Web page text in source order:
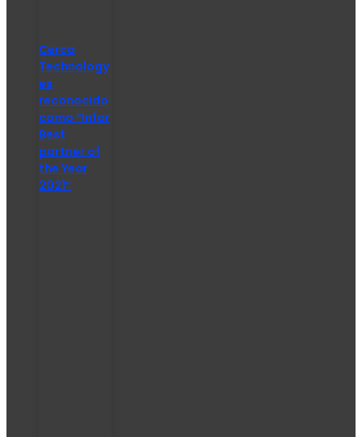
Cerca
Technology
es
reconocido
como “Infor
Best
partner of
the Year
2021″